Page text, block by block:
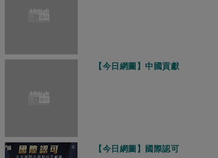
【今日網圖】中國貢獻
【今日網圖】國際認可